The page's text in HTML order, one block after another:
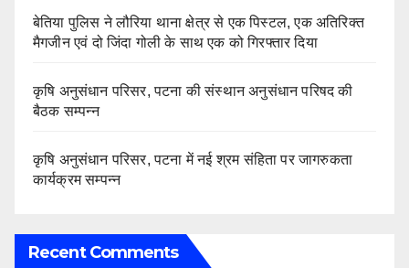
बेतिया पुलिस ने लौरिया थाना क्षेत्र से एक पिस्टल, एक अतिरिक्त
मैगजीन एवं दो जिंदा गोली के साथ एक को गिरफ्तार दिया
कृषि अनुसंधान परिसर, पटना की संस्थान अनुसंधान परिषद की
बैठक सम्पन्न
कृषि अनुसंधान परिसर, पटना में नई श्रम संहिता पर जागरुकता
कार्यक्रम सम्पन्न
Recent Comments